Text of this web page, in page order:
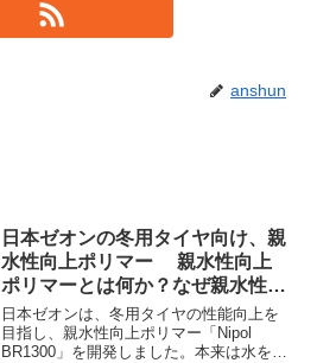
anshun
日本ゼオンの冬用タイヤ向け、親
水性向上ポリマー 親水性向上
ポリマーとは何か？なぜ親水性に
する必要があるのか？
日本ゼオンは、冬用タイヤの性能向上を
目指し、親水性向上ポリマー「Nipol
BR1300」を開発しました。本来は水をは